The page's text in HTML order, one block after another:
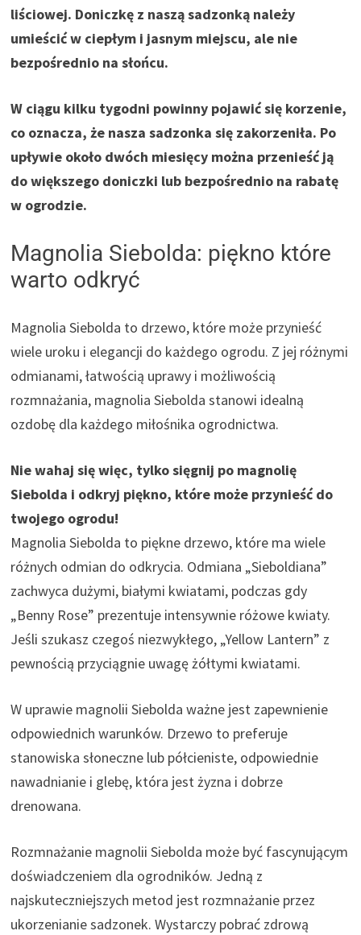
liściowej. Doniczkę z naszą sadzonką należy
umieścić w ciepłym i jasnym miejscu, ale nie
bezpośrednio na słońcu.
W ciągu kilku tygodni powinny pojawić się korzenie,
co oznacza, że nasza sadzonka się zakorzeniła. Po
upływie około dwóch miesięcy można przenieść ją
do większego doniczki lub bezpośrednio na rabatę
w ogrodzie.
Magnolia Siebolda: piękno które
warto odkryć
Magnolia Siebolda to drzewo, które może przynieść
wiele uroku i elegancji do każdego ogrodu. Z jej różnymi
odmianami, łatwością uprawy i możliwością
rozmnażania, magnolia Siebolda stanowi idealną
ozdobę dla każdego miłośnika ogrodnictwa.
Nie wahaj się więc, tylko sięgnij po magnolię
Siebolda i odkryj piękno, które może przynieść do
twojego ogrodu!
Magnolia Siebolda to piękne drzewo, które ma wiele
różnych odmian do odkrycia. Odmiana „Sieboldiana”
zachwyca dużymi, białymi kwiatami, podczas gdy
„Benny Rose” prezentuje intensywnie różowe kwiaty.
Jeśli szukasz czegoś niezwykłego, „Yellow Lantern” z
pewnością przyciągnie uwagę żółtymi kwiatami.
W uprawie magnolii Siebolda ważne jest zapewnienie
odpowiednich warunków. Drzewo to preferuje
stanowiska słoneczne lub półcieniste, odpowiednie
nawadnianie i glebę, która jest żyzna i dobrze
drenowana.
Rozmnażanie magnolii Siebolda może być fascynującym
doświadczeniem dla ogrodników. Jedną z
najskuteczniejszych metod jest rozmnażanie przez
ukorzenianie sadzonek. Wystarczy pobrać zdrową